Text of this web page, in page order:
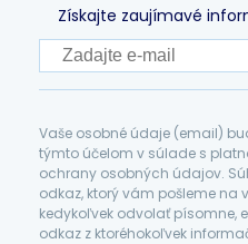
Získajte zaujímavé
Vaše osobné údaje (email)
týmto účelom v súlade s
ochrany osobných údajov.
odkaz, ktorý vám pošleme na
kedykoľvek odvolať písomne,
odkaz z ktoréhokoľvek